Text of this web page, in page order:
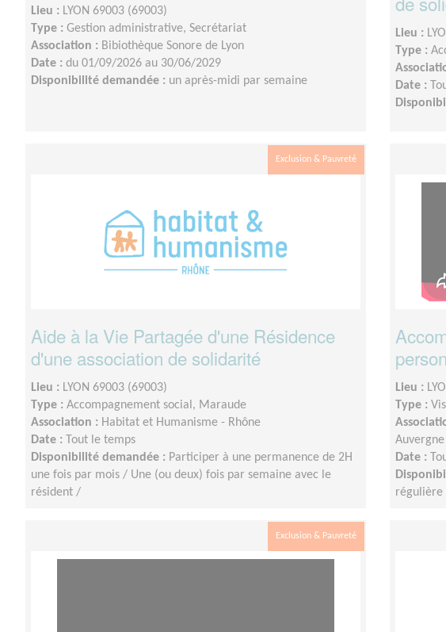
Lieu : LYON 69003 (69003)
Type : Gestion administrative, Secrétariat
Association : Bibiothèque Sonore de Lyon
Date : du 01/09/2026 au 30/06/2029
Disponibilité demandée : un après-midi par semaine
Lieu :
Type :
Date :
Exclusion & Pauvreté
Aide à la Vie Partagée d'une Résidence
d'une association de solidarité
Lieu : LYON 69003 (69003)
Type : Accompagnement social, Maraude
Association : Habitat et Humanisme - Rhône
Date :
Tout le temps
Disponibilité demandée : Participer à une permanence de 2H
une fois par mois / Une (ou deux) fois par semaine avec le
résident /
Lieu :
Type :
Auvergne
Date :
régulière
Exclusion & Pauvreté